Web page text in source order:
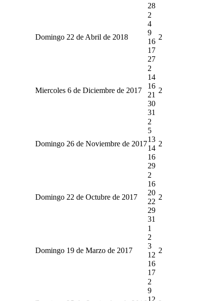
28
Domingo 22 de Abril de 2018
2
4
9
16
17
27
2
Miercoles 6 de Diciembre de 2017
2
14
16
21
30
31
2
Domingo 26 de Noviembre de 2017
2
5
13
14
16
29
2
Domingo 22 de Octubre de 2017
2
16
20
22
29
31
2
Domingo 19 de Marzo de 2017
1
2
3
12
16
17
2
2
9
12